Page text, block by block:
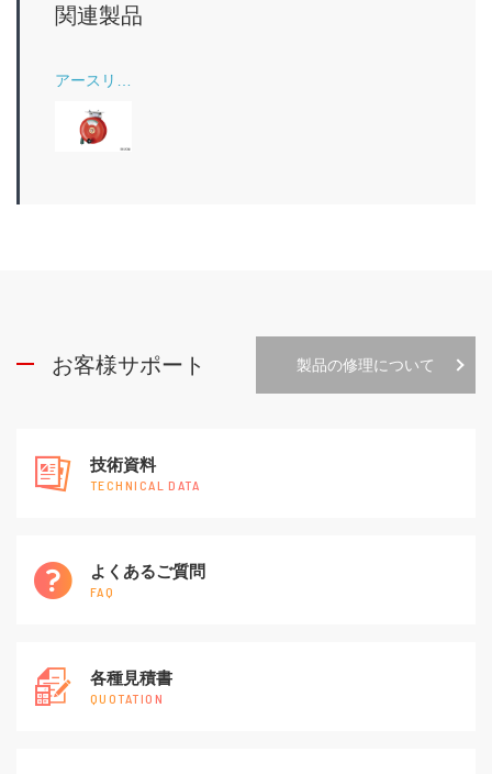
関連製品
お客様サポート 製品の修理について
技術資料
TECHNICAL DATA
よくあるご質問
FAQ
各種見積書
QUOTATION